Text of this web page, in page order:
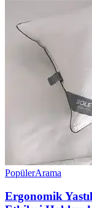
PopülerArama
Ergonomik